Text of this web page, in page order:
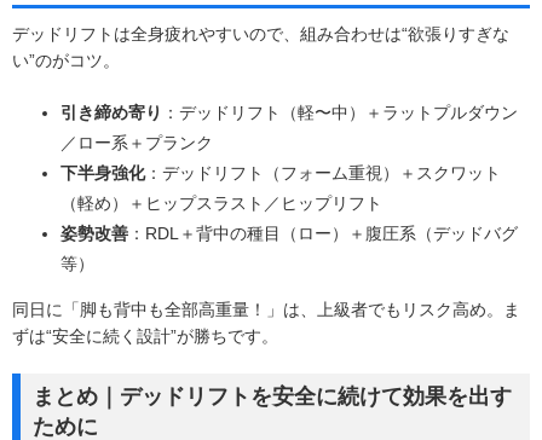
デッドリフトは全身疲れやすいので、組み合わせは“欲張りすぎな
い”のがコツ。
引き締め寄り ：デッドリフト（軽〜中）＋ラットプルダウン
／ロー系＋プランク
下半身強化：デッドリフト（フォーム重視）＋スクワット
（軽め）＋ヒップスラスト／ヒップリフト
姿勢改善 ：RDL＋背中の種目（ロー）＋腹圧系（デッドバグ
等）
同日に「脚も背中も全部高重量！」は、上級者でもリスク高め。ま
ずは“安全に続く設計”が勝ちです。
まとめ｜デッドリフトを安全に続けて効果を出す
ために